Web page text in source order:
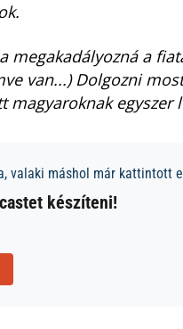
megakadályozná a
van...) Dolgozni
magyaroknak egyszer
valaki máshol már kattintott
készíteni!